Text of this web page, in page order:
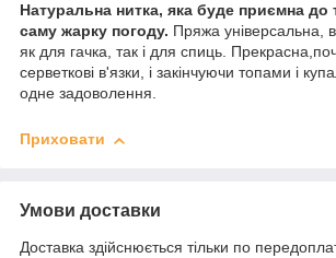
Натуральна нитка, яка буде приємна до
саму жарку погоду. Пряжа універсальна,
як для гачка, так і для спиць.
серветкові в'язки, і закінчуючи топами і
одне задоволення.
Приховати
Умови доставки
Доставка здійснюється тільки по